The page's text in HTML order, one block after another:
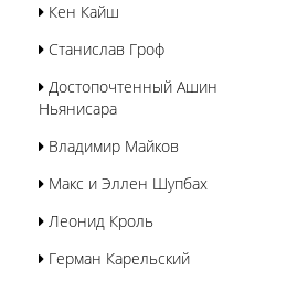
Кен Кайш
Станислав Гроф
Достопочтенный Ашин
Ньянисара
Владимир Майков
Макс и Эллен Шупбах
Леонид Кроль
Герман Карельский